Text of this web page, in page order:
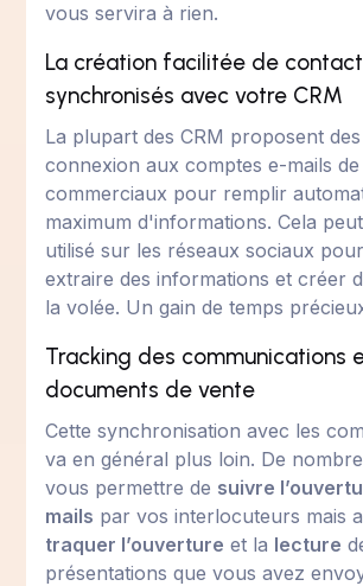
vous servira à rien.
La création facilitée de
synchronisés avec votre CRM
La plupart des CRM proposent des
connexion aux comptes e-mails
commerciaux pour remplir
maximum d'informations. Cela
utilisé sur les réseaux sociaux
extraire des informations et créer
la volée. Un gain de temps
Tracking des communications
documents de vente
Cette synchronisation avec les
va en général plus loin. De
vous permettre de suivre
mails par vos interlocuteurs mais
traquer l’ouverture et la lecture
présentations que vous avez